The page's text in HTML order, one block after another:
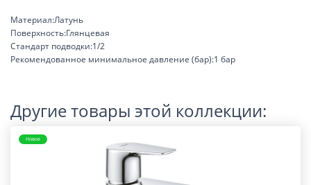
Материал:Латунь
Поверхность:Глянцевая
Стандарт подводки:1/2
Рекомендованное минимальное давление (бар):1 бар
Другие товары этой коллекции:
Новое